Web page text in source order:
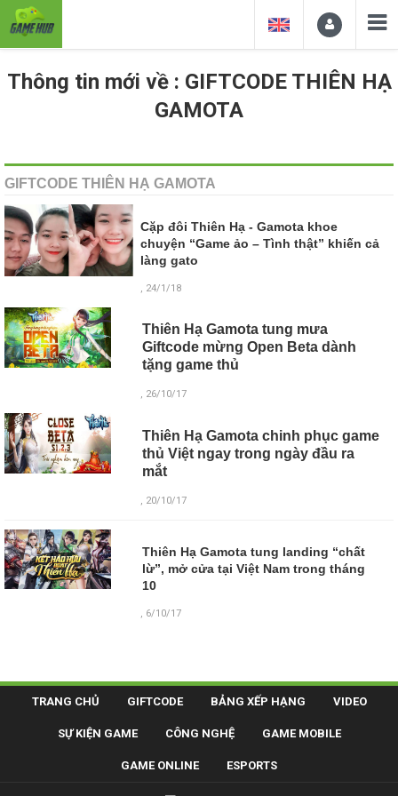
Thông tin mới về : GIFTCODE THIÊN HẠ
GAMOTA
GIFTCODE THIÊN HẠ GAMOTA
Cặp đôi Thiên Hạ - Gamota khoe
chuyện “Game ảo – Tình thật” khiến cả
làng gato
, 24/1/18
Thiên Hạ Gamota tung mưa
Giftcode mừng Open Beta dành
tặng game thủ
, 26/10/17
Thiên Hạ Gamota chinh phục game
thủ Việt ngay trong ngày đầu ra
mắt
, 20/10/17
Thiên Hạ Gamota tung landing “chất
lừ”, mở cửa tại Việt Nam trong tháng
10
, 6/10/17
TRANG CHỦ GIFTCODE BẢNG XẾP HẠNG VIDEO
SỰ KIỆN GAME CÔNG NGHỆ GAME MOBILE
GAME ONLINE ESPORTS